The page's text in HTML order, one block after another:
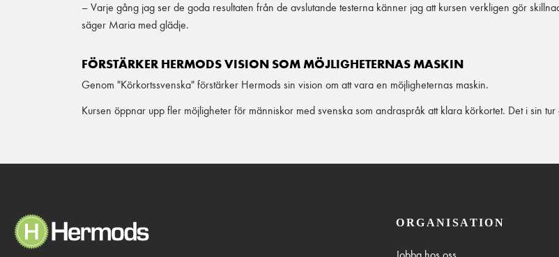
– Varje gång jag ser de goda resultaten från de avslutande testerna känner jag att kursen verkligen gör
säger Maria med glädje.
FÖRSTÄRKER HERMODS VISION SOM MÖJLIGHETERNAS MASKIN
Genom "Körkortssvenska" förstärker Hermods sin vision om att vara en möjligheternas maskin.
Kursen öppnar upp fler möjligheter för människor med svenska som andraspråk att klara körkortet. Det i sin
ORGANISATION